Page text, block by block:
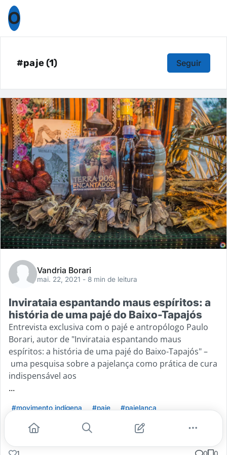
O
#paje (1) Seguir
Vandria Borari
mai. 22, 2021 - 8 min de leitura
Invirataia espantando maus espíritos: a
história de uma pajé do Baixo-Tapajós
Entrevista exclusiva com o pajé e antropólogo Paulo
Borari, autor de "Invirataia espantando maus
espíritos: a história de uma pajé do Baixo-Tapajós" –
uma pesquisa sobre a pajelança como prática de cura
indispensável aos
...
#movimento indígena #paje #pajelanca
Leia mais